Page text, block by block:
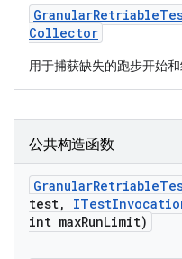
GranularRetriable
Collector
用于捕获缺失的跑步开始
公共构造函数
GranularRetriable
test, ITest
int maxRunLimit)